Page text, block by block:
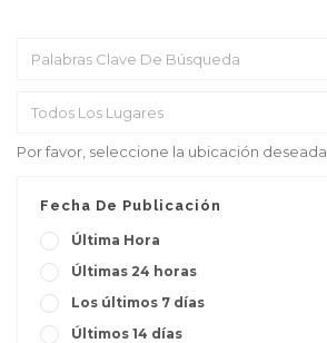
Todos Los Lugares
Por favor, seleccione la ubicación deseada
Fecha De Publicación
Última Hora
Últimas 24 horas
Los últimos 7 días
Últimos 14 días